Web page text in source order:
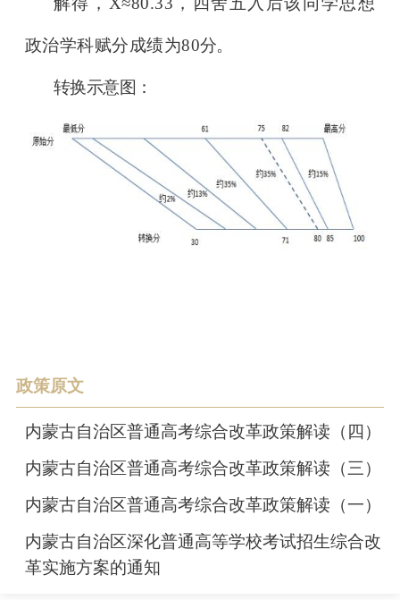
政治学科赋分成绩为80分。
转换示意图：
政策原文
内蒙古自治区普通高考综合改革政策解读（四）
内蒙古自治区普通高考综合改革政策解读（三）
内蒙古自治区普通高考综合改革政策解读（一）
内蒙古自治区深化普通高等学校考试招生综合改
革实施方案的通知